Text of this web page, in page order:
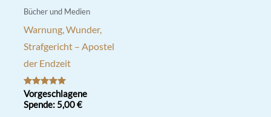
Bücher und Medien
Warnung, Wunder,
Strafgericht – Apostel
der Endzeit
Bewertet mit
5.00
von 5
Vorgeschlagene
Spende: 5,00€